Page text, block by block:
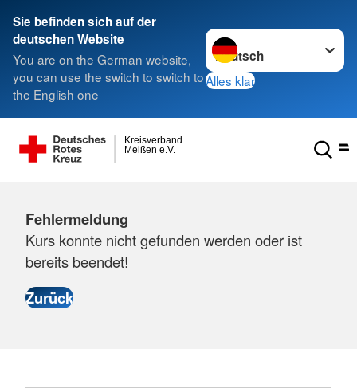
Sie befinden sich auf der
deutschen Website
You are on the German website,
you can use the switch to switch to
the English one
Sprache wechseln zu
Alles klar
Meißen e.V.
Kreisverband
Fehlermeldung
Kurs konnte nicht gefunden werden oder ist
bereits beendet!